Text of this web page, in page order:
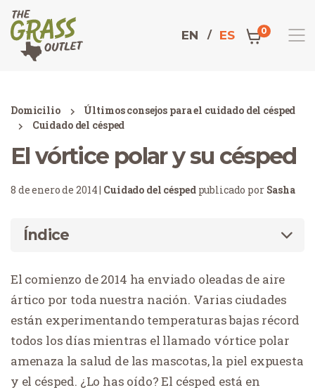
EN ES 0
Domicilio
Últimos consejos para el cuidado del césped
Cuidado del césped
El vórtice polar y su césped
8 de enero de 2014 | Cuidado del césped publicado por Sasha
Índice
El comienzo de 2014 ha enviado oleadas de aire
ártico por toda nuestra nación. Varias ciudades
están experimentando temperaturas bajas récord
todos los días mientras el llamado vórtice polar
amenaza la salud de las mascotas, la piel expuesta
y el césped. ¿Lo has oído? El césped está en